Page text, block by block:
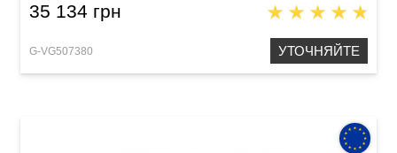
35 134 грн
G-VG507380 УТОЧНЯЙТЕ